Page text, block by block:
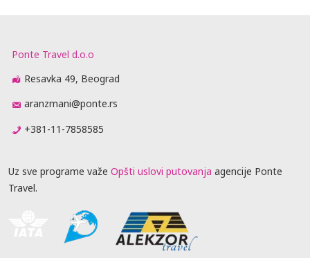
Ponte Travel d.o.o
Resavka 49, Beograd
aranzmani@ponte.rs
+381-11-7858585
Uz sve programe važe Opšti uslovi putovanja agencije Ponte
Travel.